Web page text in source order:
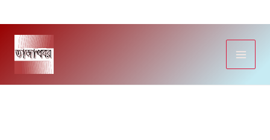
Skip
content